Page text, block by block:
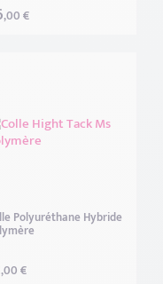
,00 €
Polyuréthane Hybride
,00 €